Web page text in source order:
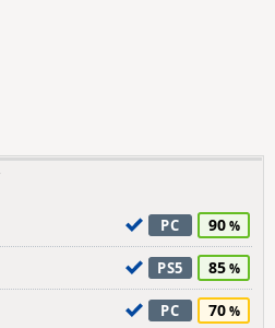
PC 90
PS5 85
PC 70